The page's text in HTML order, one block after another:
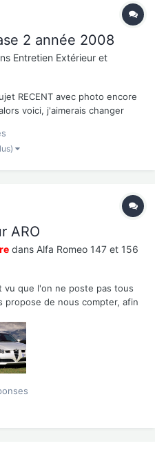
2 année 2008
Entretien Extérieur et
RECENT avec photo encore
voici, j'aimerais changer
comment faire parce que, je
fixé s...
ARO
dans Alfa Romeo 147 et 156
vu que l'on ne poste pas tous
propose de nous compter, afin
propose de reprendre la
: *...